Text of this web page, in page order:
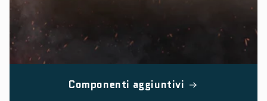
Componenti aggiuntivi